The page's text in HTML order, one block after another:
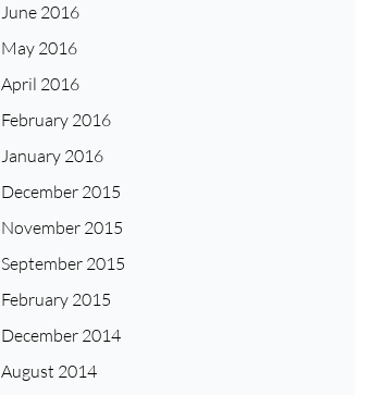
June 2016
May 2016
April 2016
February 2016
January 2016
December 2015
November 2015
September 2015
February 2015
December 2014
August 2014